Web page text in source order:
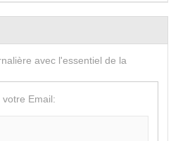
avec l'essentiel de la
votre Email: